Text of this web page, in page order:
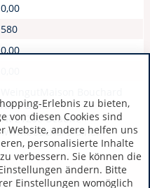
0,00
580
0,00
Aîné & Fils
FR 21200 Beaune
www.bouchard-aine.fr
Erlebnis zu bieten,
von diesen Cookies sind
Website, andere helfen uns
personalisierte Inhalte
verbessern. Sie können die
ändern. Bitte
Einstellungen womöglich